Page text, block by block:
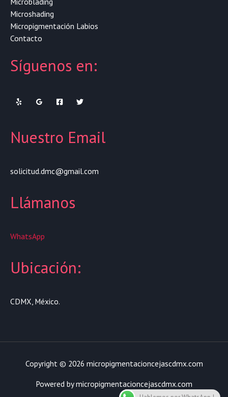
Microshading
Micropigmentación Labios
Contacto
Síguenos en:
Nuestro Email
solicitud.dmc@gmail.com
Llámanos
WhatsApp
Ubicación:
CDMX, México.
Copyright © 2026 micropigmentacioncejascdmx.com
Powered by micropigmentacioncejascdmx.com